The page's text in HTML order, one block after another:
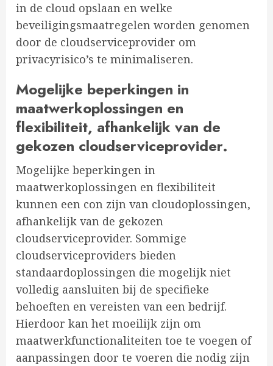
in de cloud opslaan en welke
beveiligingsmaatregelen worden genomen
door de cloudserviceprovider om
privacyrisico’s te minimaliseren.
Mogelijke beperkingen in
maatwerkoplossingen en
flexibiliteit, afhankelijk van de
gekozen cloudserviceprovider.
Mogelijke beperkingen in
maatwerkoplossingen en flexibiliteit
kunnen een con zijn van cloudoplossingen,
afhankelijk van de gekozen
cloudserviceprovider. Sommige
cloudserviceproviders bieden
standaardoplossingen die mogelijk niet
volledig aansluiten bij de specifieke
behoeften en vereisten van een bedrijf.
Hierdoor kan het moeilijk zijn om
maatwerkfunctionaliteiten toe te voegen of
aanpassingen door te voeren die nodig zijn